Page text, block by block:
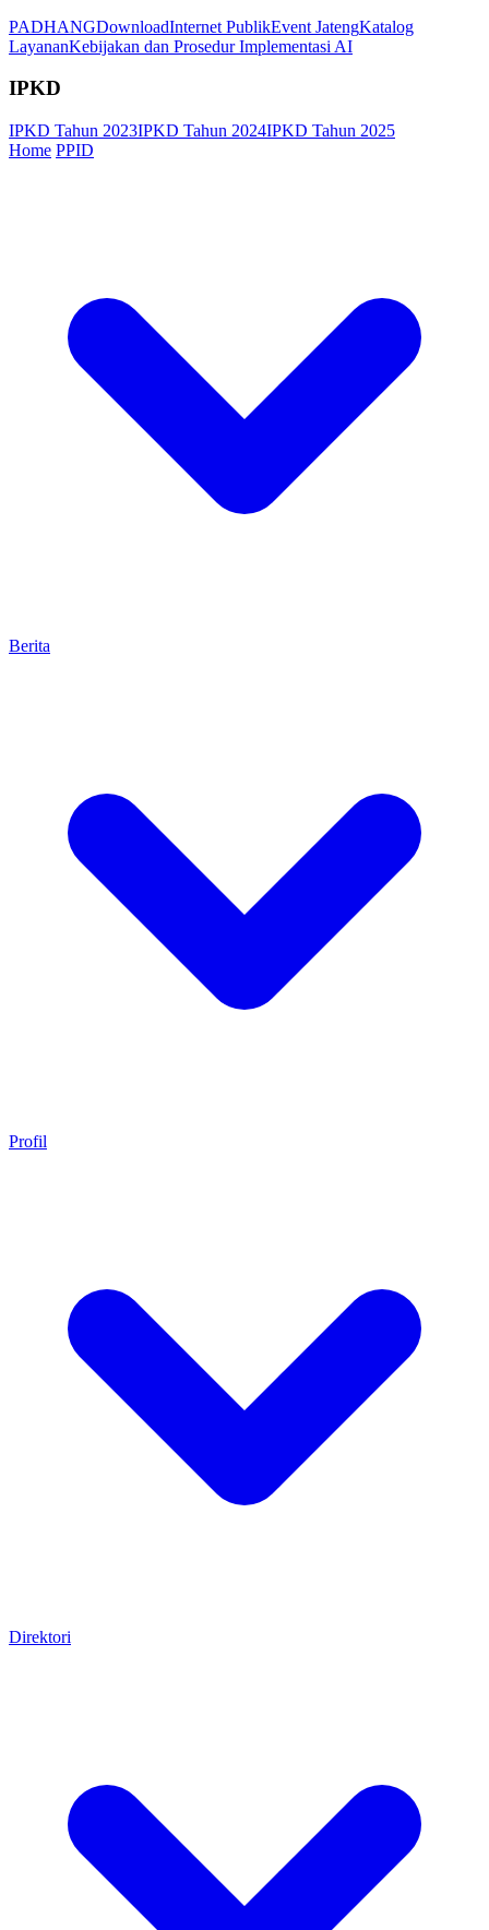
PADHANGDownloadInternet PublikEvent JatengKatalog
LayananKebijakan dan Prosedur Implementasi AI
IPKD
IPKD Tahun 2023IPKD Tahun 2024IPKD Tahun 2025
Home PPID
Berita
Profil
Direktori